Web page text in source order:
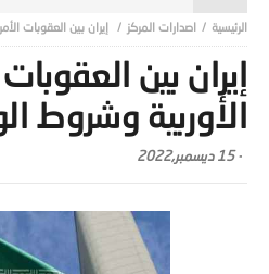
اصدارات المركز إيران بين العقوبات
إيران بين
الأوربية وشروط
-15 ديسمبر,2022